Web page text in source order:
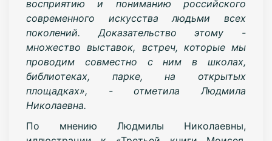
восприятию и пониманию российского
современного искусства людьми всех
поколений. Доказательство этому -
множество выставок, встреч, которые мы
проводим совместно с ним в школах,
библиотеках, парке, на открытых
площадках», - отметила Людмила
Николаевна.
По мнению Людмилы Николаевны,